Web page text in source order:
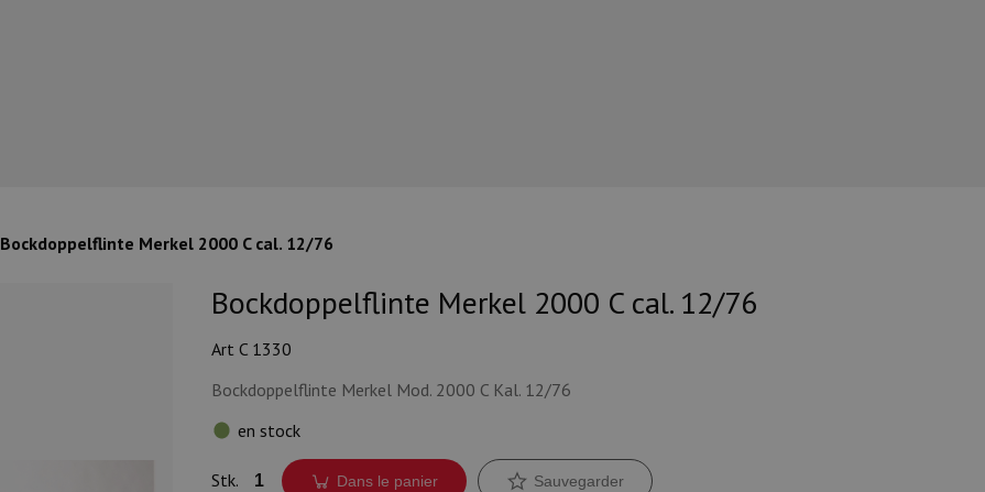
Bockdoppelflinte Merkel 2000 C cal. 12/76
Bockdoppelflinte Merkel 2000 C cal. 12/76
Art C 1330
Bockdoppelflinte Merkel Mod. 2000 C Kal. 12/76
en stock
Stk. Dans le panier Sauvegarder